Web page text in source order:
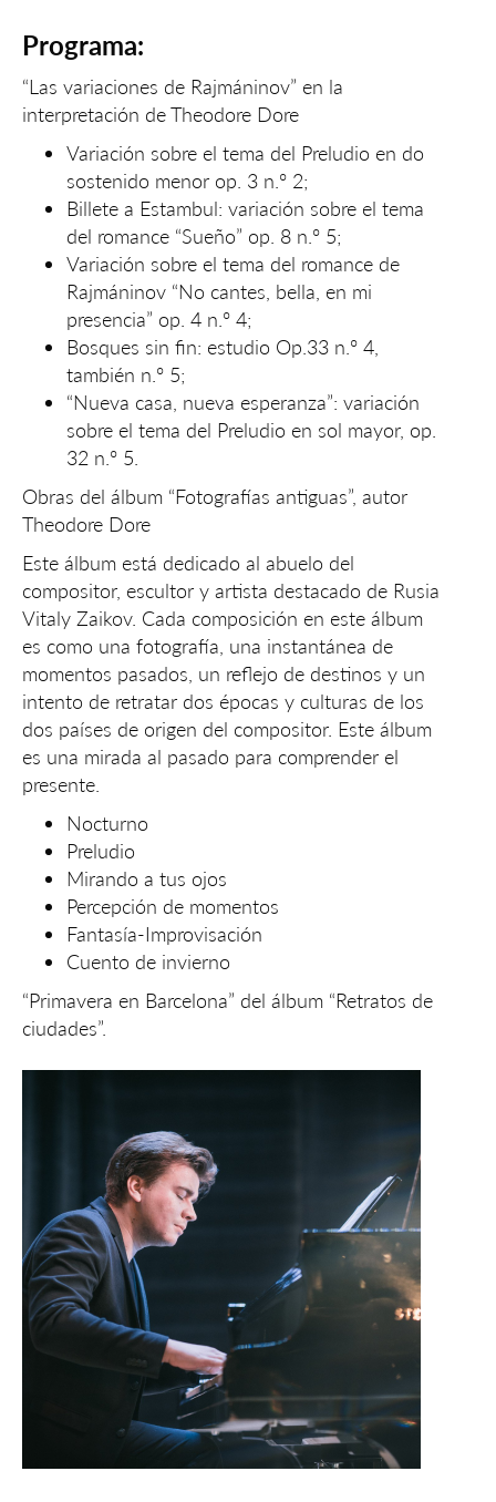
Programa:
“Las variaciones de Rajmáninov” en la
interpretación de Theodore Dore
Variación sobre el tema del Preludio en do
sostenido menor op. 3 n.º 2;
Billete a Estambul: variación sobre el tema
del romance “Sueño” op. 8 n.º 5;
Variación sobre el tema del romance de
Rajmáninov “No cantes, bella, en mi
presencia” op. 4 n.º 4;
Bosques sin fin: estudio Op.33 n.º 4,
también n.º 5;
“Nueva casa, nueva esperanza”: variación
sobre el tema del Preludio en sol mayor, op.
32 n.º 5.
Obras del álbum “Fotografías antiguas”, autor
Theodore Dore
Este álbum está dedicado al abuelo del
compositor, escultor y artista destacado de Rusia
Vitaly Zaikov. Cada composición en este álbum
es como una fotografía, una instantánea de
momentos pasados, un reflejo de destinos y un
intento de retratar dos épocas y culturas de los
dos países de origen del compositor. Este álbum
es una mirada al pasado para comprender el
presente.
Nocturno
Preludio
Mirando a tus ojos
Percepción de momentos
Fantasía-Improvisación
Cuento de invierno
“Primavera en Barcelona” del álbum “Retratos de
ciudades”.